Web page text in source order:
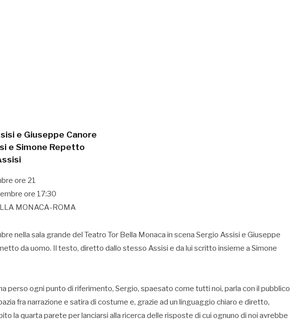
e Giuseppe Canore
e Simone Repetto
ore 21
ore 17:30
MONACA-ROMA
nella sala grande del Teatro Tor Bella Monaca in scena Sergio Assisi e Giuseppe
da uomo. Il testo, diretto dallo stesso Assisi e da lui scritto insieme a Simone
perso ogni punto di riferimento, Sergio, spaesato come tutti noi, parla con il pubblico
fra narrazione e satira di costume e, grazie ad un linguaggio chiaro e diretto,
la quarta parete per lanciarsi alla ricerca delle risposte di cui ognuno di noi avrebbe